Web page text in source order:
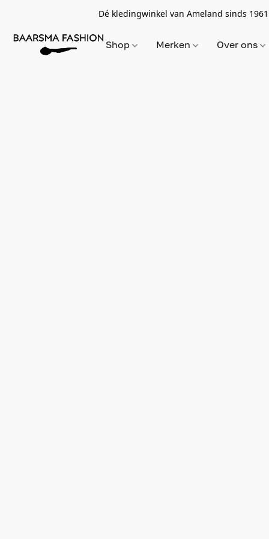
Dé kledingwinkel van Ameland sinds
Shop Merken Over ons